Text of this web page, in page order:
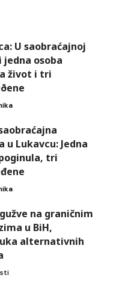
U saobraćajnoj
jedna osoba
život i tri
u Lukavcu: Jedna
tri
na graničnim
u BiH,
alternativnih